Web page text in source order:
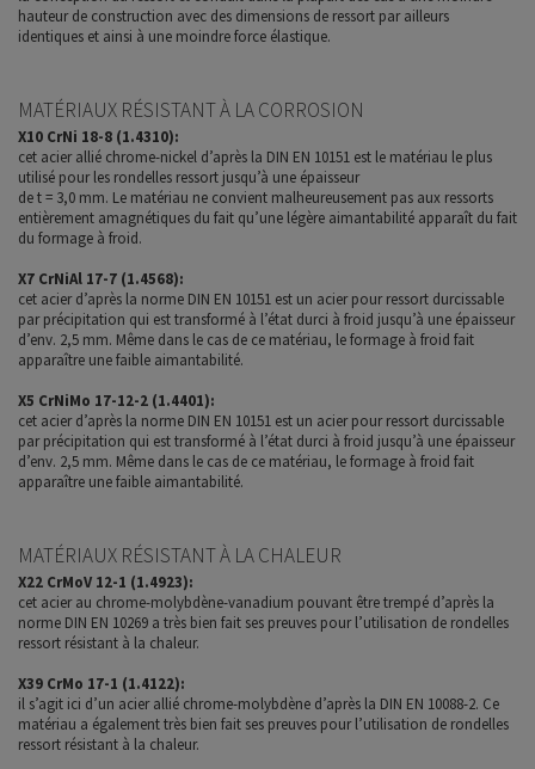
hauteur de construction avec des dimensions de ressort par ailleurs
identiques et ainsi à une moindre force élastique.
MATÉRIAUX RÉSISTANT À LA CORROSION
X10 CrNi 18-8 (1.4310):
cet acier allié chrome-nickel d’après la DIN EN 10151 est le matériau le plus
utilisé pour les rondelles ressort jusqu’à une épaisseur
de t = 3,0 mm. Le matériau ne convient malheureusement pas aux ressorts
entièrement amagnétiques du fait qu’une légère aimantabilité apparaît du fait
du formage à froid.
X7 CrNiAl 17-7 (1.4568):
cet acier d’après la norme DIN EN 10151 est un acier pour ressort durcissable
par précipitation qui est transformé à l’état durci à froid jusqu’à une épaisseur
d’env. 2,5 mm. Même dans le cas de ce matériau, le formage à froid fait
apparaître une faible aimantabilité.
X5 CrNiMo 17-12-2 (1.4401):
cet acier d’après la norme DIN EN 10151 est un acier pour ressort durcissable
par précipitation qui est transformé à l’état durci à froid jusqu’à une épaisseur
d’env. 2,5 mm. Même dans le cas de ce matériau, le formage à froid fait
apparaître une faible aimantabilité.
MATÉRIAUX RÉSISTANT À LA CHALEUR
X22 CrMoV 12-1 (1.4923):
cet acier au chrome-molybdène-vanadium pouvant être trempé d’après la
norme DIN EN 10269 a très bien fait ses preuves pour l’utilisation de rondelles
ressort résistant à la chaleur.
X39 CrMo 17-1 (1.4122):
il s’agit ici d’un acier allié chrome-molybdène d’après la DIN EN 10088-2. Ce
matériau a également très bien fait ses preuves pour l’utilisation de rondelles
ressort résistant à la chaleur.